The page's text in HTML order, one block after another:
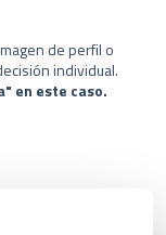
de perfil o
individual.
en este caso.